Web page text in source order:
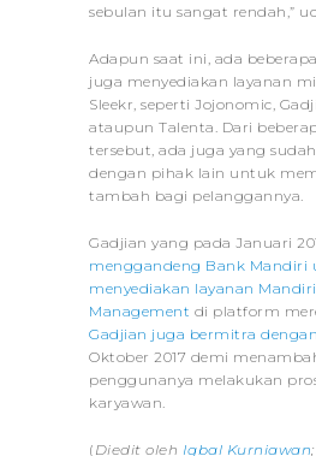
sebulan itu sangat rendah,”
Adapun saat ini, ada
juga menyediakan layanan
Sleekr, seperti Jojonomic,
ataupun Talenta. Dari
tersebut, ada juga yang
dengan pihak lain untuk
tambah bagi pelanggannya.
Gadjian yang pada Januari
menggandeng Bank Mandiri
menyediakan layanan Mandiri
Management di platform
Gadjian juga bermitra
Oktober 2017 demi
penggunanya melakukan
karyawan.
( Diedit oleh Iqbal Kurniawan